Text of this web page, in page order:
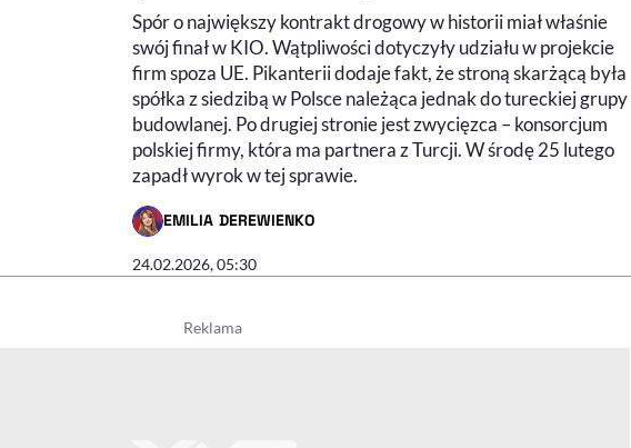
Spór o największy kontrakt drogowy w historii miał właśnie
swój finał w KIO. Wątpliwości dotyczyły udziału w projekcie
firm spoza UE. Pikanterii dodaje fakt, że stroną skarżącą była
spółka z siedzibą w Polsce należąca jednak do tureckiej grupy
budowlanej. Po drugiej stronie jest zwycięzca – konsorcjum
polskiej firmy, która ma partnera z Turcji. W środę 25 lutego
zapadł wyrok w tej sprawie.
EMILIA DEREWIENKO
- AUTOR ARTYKUŁU - PROFIL
24.02.2026, 05:30